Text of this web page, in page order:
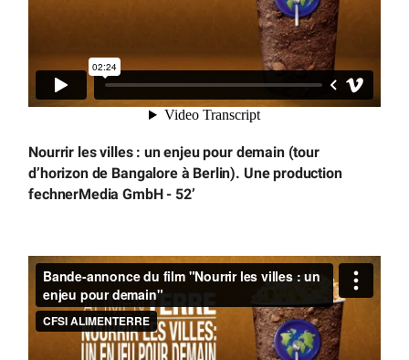
Nourrir les villes : un enjeu pour demain (tour
d’horizon de Bangalore à Berlin). Une production
fechnerMedia GmbH - 52’